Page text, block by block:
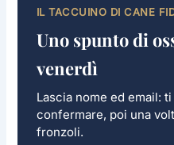
IL TACCUINO DI CANE
Uno spunto di
venerdì
Lascia nome ed email:
confermare, poi una
fronzoli.